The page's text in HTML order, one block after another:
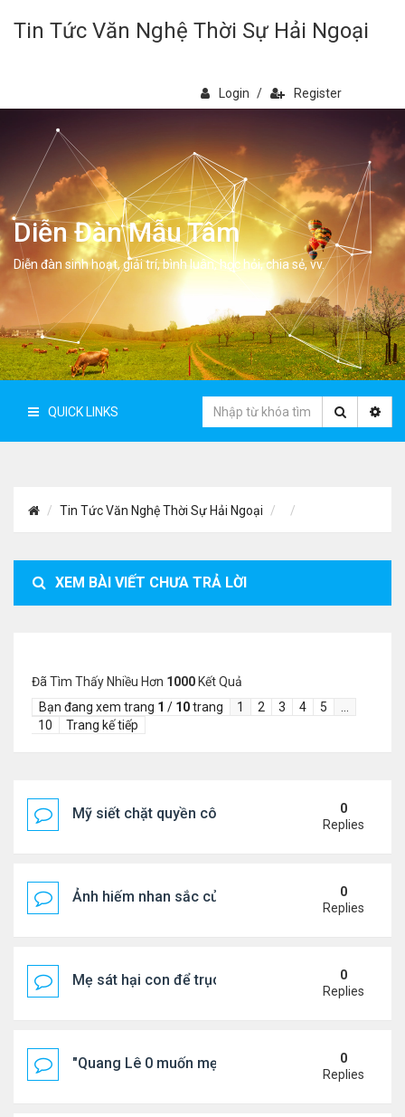
Tin Tức Văn Nghệ Thời Sự Hải Ngoại
Login / Register
Diễn Đàn Mẫu Tâm
Diễn đàn sinh hoạt, giải trí, bình luân, học hỏi, chia sẻ, vv.
QUICK LINKS
Tin Tức Văn Nghệ Thời Sự Hải Ngoại
XEM BÀI VIẾT CHƯA TRẢ LỜI
Đã Tìm Thấy Nhiều Hơn 1000 Kết Quả
Bạn đang xem trang 1 / 10trang 1 2 3 4 5
10
Trang kế tiếp
Mỹ siết chặt quyền công dân theo nơi sinh, mở
0
Replies
Ảnh hiếm nhan sắc của Thẩm Thuý Hằng0
Replies
Mẹ sát hại con để trục lợi bảo hiểm
0
Replies
"Quang Lê 0 muốn mẹ thua kém người khác"
0
Replies